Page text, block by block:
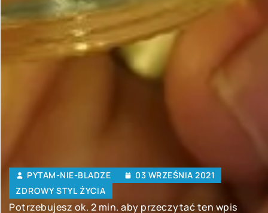
PYTAM-NIE-BLADZE
03 WRZEŚNIA 2021
ZDROWY STYL ŻYCIA
Potrzebujesz ok. 2 min. aby przeczytać ten wpis